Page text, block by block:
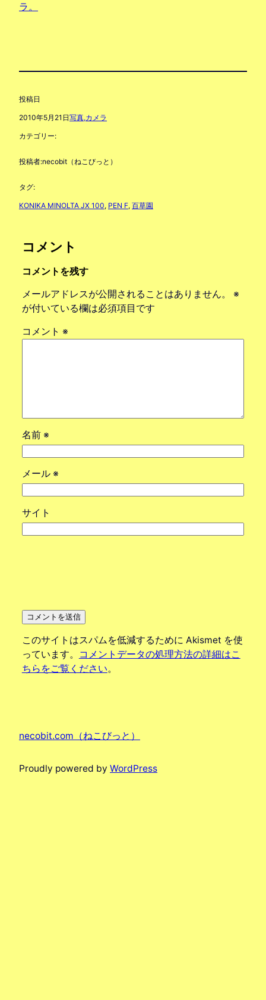
ラ。
投稿日
2010年5月21日
カテゴリー:
写真,カメラ
投稿者:necobit（ねこびっと）
タグ:
KONIKA MINOLTA JX 100, PEN F, 百草園
コメント
コメントを残す
メールアドレスが公開されることはありません。
※
が付いている欄は必須項目です
コメント ※
名前 ※
メール ※
サイト
このサイトはスパムを低減するために Akismet を使
っています。
コメントデータの処理方法の詳細はこ
ちらをご覧ください。
necobit.com（ねこびっと）
Proudly powered by WordPress